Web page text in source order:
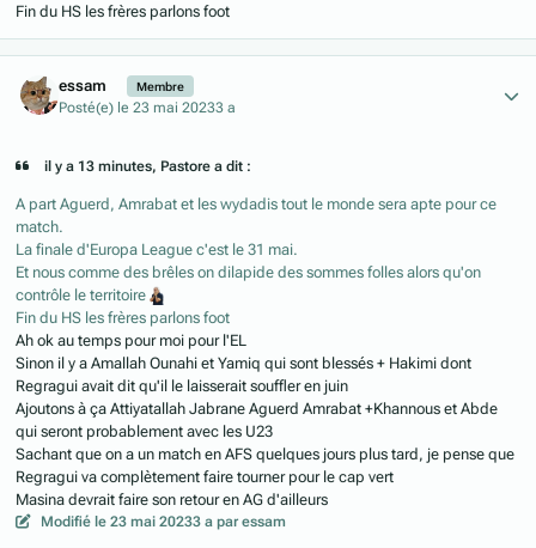
Fin du HS les frères parlons foot
essam Membre
Posté(e) le 23 mai 20233 a
il y a 13 minutes, Pastore a dit :
A part Aguerd, Amrabat et les wydadis tout le monde sera apte pour ce
match.
La finale d'Europa League c'est le 31 mai.
Et nous comme des brêles on dilapide des sommes folles alors qu'on
contrôle le territoire
Fin du HS les frères parlons foot
Ah ok au temps pour moi pour l'EL
Sinon il y a Amallah Ounahi et Yamiq qui sont blessés + Hakimi dont
Regragui avait dit qu'il le laisserait souffler en juin
Ajoutons à ça Attiyatallah Jabrane Aguerd Amrabat +Khannous et Abde
qui seront probablement avec les U23
Sachant que on a un match en AFS quelques jours plus tard, je pense que
Regragui va complètement faire tourner pour le cap vert
Masina devrait faire son retour en AG d'ailleurs
Modifiéle 23 mai 20233 a par essam